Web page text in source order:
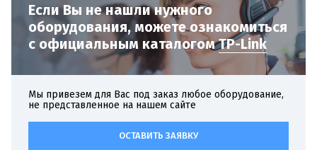
Если Вы не нашли нужного
оборудования, можете ознакомиться
с официальным каталогомTP-Link
Мы привезем для Вас под заказ любое оборудование,
не представленное на нашем сайте
ОСТАВИТЬ ЗАЯВКУ